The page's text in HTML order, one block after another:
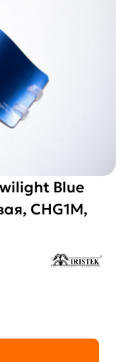
Blue
CHG1M,